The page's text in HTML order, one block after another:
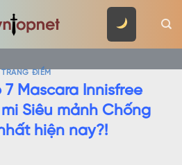
TRANG ĐIỂM
7 Mascara Innisfree
Siêu mảnh Chống
hiện nay?!